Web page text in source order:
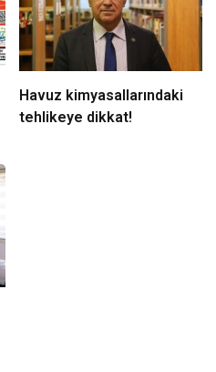
Havuz kimyasallarındaki
tehlikeye dikkat!